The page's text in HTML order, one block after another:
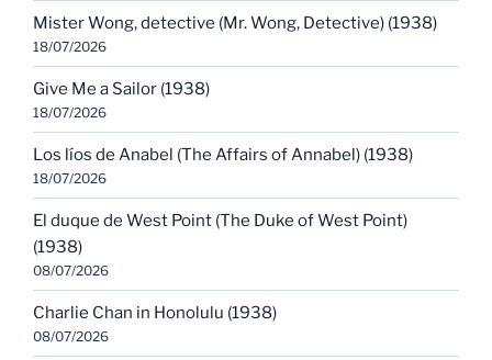
Mister Wong, detective (Mr. Wong, Detective) (1938)
18/07/2026
Give Me a Sailor (1938)
18/07/2026
Los líos de Anabel (The Affairs of Annabel) (1938)
18/07/2026
El duque de West Point (The Duke of West Point)
(1938)
08/07/2026
Charlie Chan in Honolulu (1938)
08/07/2026